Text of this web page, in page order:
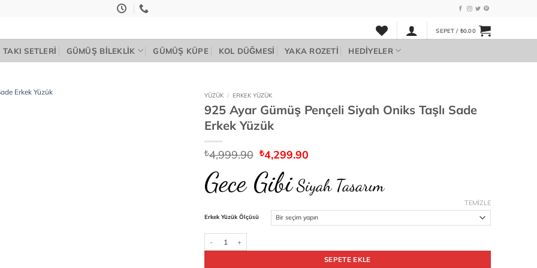
SEPET / ₺0.00
TAKI SETLERI GÜMÜŞ BILEKLIK GÜMÜŞ KÜPE KOL DÜĞMESI YAKA ROZETI HEDIYELER
YÜZÜK / ERKEK YÜZÜK
925 Ayar Gümüş Pençeli Siyah Oniks Taşlı Sade
Erkek Yüzük
₺4,999.90 Orijinal
fiyat:
₺4,999.90.
₺4,299.90Şu
₺4,299.90.
Gece GibiSiyah Tasarım
Erkek Yüzük Ölçüsü
TEMIZLE
SEPETE EKLE